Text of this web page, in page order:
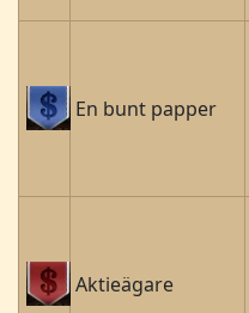
En bunt papper
Aktieägare